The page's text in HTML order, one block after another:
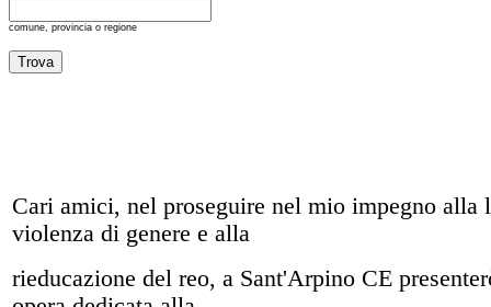
comune, provincia o regione
Cari amici, nel proseguire nel mio impegno alla
violenza di genere e alla
rieducazione del reo, a Sant'Arpino CE